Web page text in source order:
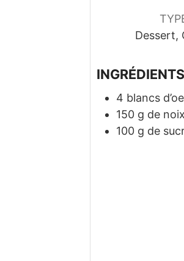
Dessert,
INGRÉDIENTS
4 blancs
150 g de
100 g de